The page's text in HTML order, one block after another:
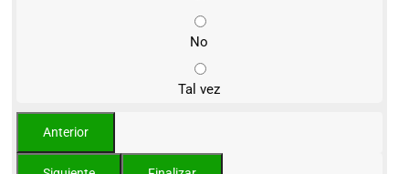
No
Tal vez